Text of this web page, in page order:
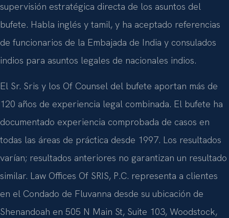
supervisión estratégica directa de los asuntos del
bufete. Habla inglés y tamil, y ha aceptado referencias
de funcionarios de la Embajada de India y consulados
indios para asuntos legales de nacionales indios.
El Sr. Sris y los Of Counsel del bufete aportan más de
120 años de experiencia legal combinada. El bufete ha
documentado experiencia comprobada de casos en
todas las áreas de práctica desde 1997. Los resultados
varían; resultados anteriores no garantizan un resultado
similar. Law Offices Of SRIS, P.C. representa a clientes
en el Condado de Fluvanna desde su ubicación de
Shenandoah en 505 N Main St, Suite 103, Woodstock,